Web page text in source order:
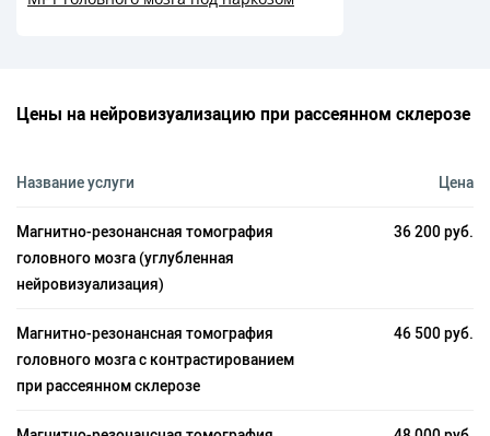
Цены на нейровизуализацию при рассеянном склерозе
Название услуги Цена
Магнитно-резонансная томография
головного мозга (углубленная
нейровизуализация)
36 200 руб.
Магнитно-резонансная томография
головного мозга с контрастированием
при рассеянном склерозе
46 500 руб.